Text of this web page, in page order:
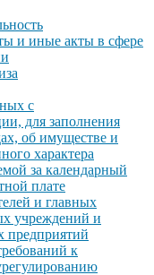
и иные акты в сфере
с
для заполнения
об имуществе и
характера
за календарный
плате
и главных
учреждений и
предприятий
к